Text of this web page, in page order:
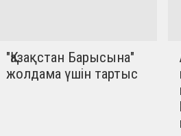
"Қазақстан Барысына"
жолдама үшін тартыс